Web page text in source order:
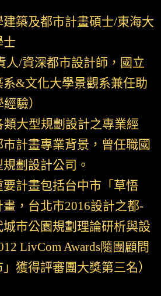
築及都市計畫碩士/東海大
士
/資深都市設計師，國立
&文化大學景觀系兼任助
驗）
大型規劃設計之專業經
計畫專業背景，曾任職國
劃設計公司。
計畫包括台中市「草悟
，台北市2016設計之都-
市公園規劃理論研析與設
LivCom Awards隨團顧問
」獲得評審團大獎第三名）